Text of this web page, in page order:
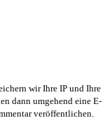
wir Ihre IP und Ihre
dann umgehend eine E-
veröffentlichen.